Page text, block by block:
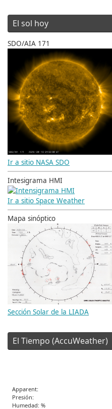
El sol hoy
SDO/AIA 171
Ir a sitio NASA SDO
Intesigrama HMI
Ir a sitio Space Weather
Mapa sinóptico
Sección Solar de la LIADA
El Tiempo (AccuWeather)
Apparent:
Presión:
Humedad: %